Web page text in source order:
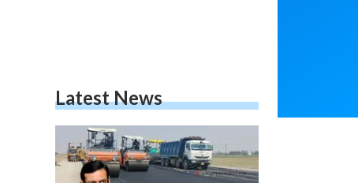
Latest News